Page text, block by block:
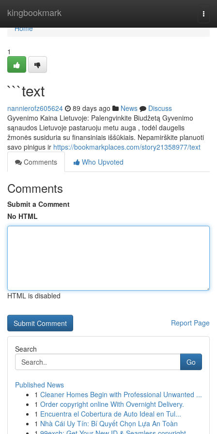
kingbookmark
Home
Home
1
```text
nannierofz605624 89 days ago News
Discuss
Gyvenimo Kaina Lietuvoje: Palengvinkite Biudžetą Gyvenimo
sąnaudos Lietuvoje pastaruoju metu auga , todėl daugelis
žmonės susiduria su finansiniais iššūkiais. Nepamirškite planuoti
savo pinigus ir https://bookmarkplaces.com/story21358977/text
Comments
Who Upvoted
Comments
Submit a Comment
No HTML
HTML is disabled
Report Page
Search
Go
Published News
1 Cleaner Homes Begin with Professional Unwanted ...
1 Order copyright online With Overnight Delivery.
1 Encuentra el Cobertura de Auto Ideal en Tul...
1 Nhà Cái Uy Tín: Bí Quyết Chọn Lựa An Toàn